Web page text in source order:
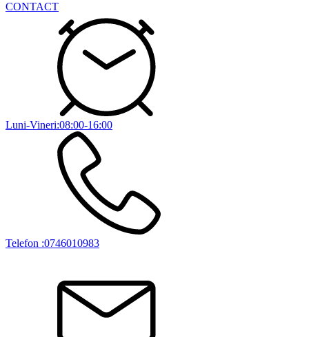
CONTACT
Luni-Vineri:08:00-16:00
Telefon :0746010983